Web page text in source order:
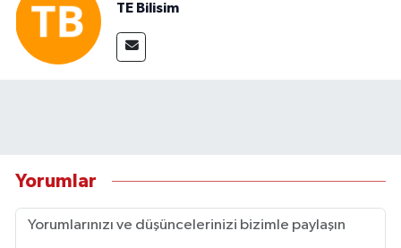
TE Bilisim
Yorumlar